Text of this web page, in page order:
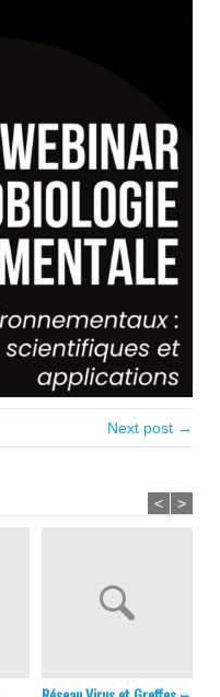
Next post →
< >